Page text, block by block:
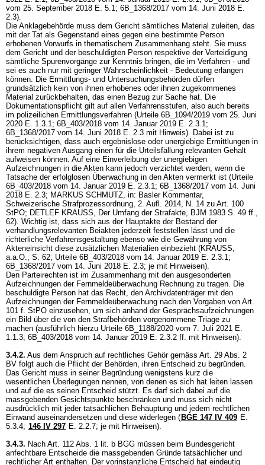
vom 25. September 2018 E. 5.1; 6B_1368/2017 vom 14. Juni 2018 E.
2.3).
Die Anklagebehörde muss dem Gericht sämtliches Material zuleiten, das
mit der Tat als Gegenstand eines gegen eine bestimmte Person
erhobenen Vorwurfs in thematischem Zusammenhang steht. Sie muss
dem Gericht und der beschuldigten Person respektive der Verteidigung
sämtliche Spurenvorgänge zur Kenntnis bringen, die im Verfahren - und
sei es auch nur mit geringer Wahrscheinlichkeit - Bedeutung erlangen
können. Die Ermittlungs- und Untersuchungsbehörden dürfen
grundsätzlich kein von ihnen erhobenes oder ihnen zugekommenes
Material zurückbehalten, das einen Bezug zur Sache hat. Die
Dokumentationspflicht gilt auf allen Verfahrensstufen, also auch bereits
im polizeilichen Ermittlungsverfahren (Urteile 6B_1094/2019 vom 25. Juni
2020 E. 1.3.1; 6B_403/2018 vom 14. Januar 2019 E. 2.3.1;
6B_1368/2017 vom 14. Juni 2018 E. 2.3 mit Hinweis). Dabei ist zu
berücksichtigen, dass auch ergebnislose oder unergiebige Ermittlungen in
ihrem negativen Ausgang einen für die Urteilsfällung relevanten Gehalt
aufweisen können. Auf eine Einverleibung der unergiebigen
Aufzeichnungen in die Akten kann jedoch verzichtet werden, wenn die
Tatsache der erfolglosen Überwachung in den Akten vermerkt ist (Urteile
6B_403/2018 vom 14. Januar 2019 E. 2.3.1; 6B_1368/2017 vom 14. Juni
2018 E. 2.3; MARKUS SCHMUTZ, in: Basler Kommentar,
Schweizerische Strafprozessordnung, 2. Aufl. 2014, N. 14 zu Art. 100
StPO; DETLEF KRAUSS, Der Umfang der Strafakte, BJM 1983 S. 49 ff.,
62). Wichtig ist, dass sich aus der Hauptakte der Bestand der
verhandlungsrelevanten Beiakten jederzeit feststellen lässt und die
richterliche Verfahrensgestaltung ebenso wie die Gewährung von
Akteneinsicht diese zusätzlichen Materialien einbezieht (KRAUSS,
a.a.O., S. 62; Urteile 6B_403/2018 vom 14. Januar 2019 E. 2.3.1;
6B_1368/2017 vom 14. Juni 2018 E. 2.3; je mit Hinweisen).
Den Parteirechten ist im Zusammenhang mit den ausgesonderten
Aufzeichnungen der Fernmeldeüberwachung Rechnung zu tragen. Die
beschuldigte Person hat das Recht, den Archivdatenträger mit den
Aufzeichnungen der Fernmeldeüberwachung nach den Vorgaben von Art.
101 f. StPO einzusehen, um sich anhand der Gesprächsaufzeichnungen
ein Bild über die von den Strafbehörden vorgenommene Triage zu
machen (ausführlich hierzu Urteile 6B_1188/2020 vom 7. Juli 2021 E.
1.1.3; 6B_403/2018 vom 14. Januar 2019 E. 2.3.2 ff. mit Hinweisen).
3.4.2. Aus dem Anspruch auf rechtliches Gehör gemäss Art. 29 Abs. 2
BV folgt auch die Pflicht der Behörden, ihren Entscheid zu begründen.
Das Gericht muss in seiner Begründung wenigstens kurz die
wesentlichen Überlegungen nennen, von denen es sich hat leiten lassen
und auf die es seinen Entscheid stützt. Es darf sich dabei auf die
massgebenden Gesichtspunkte beschränken und muss sich nicht
ausdrücklich mit jeder tatsächlichen Behauptung und jedem rechtlichen
Einwand auseinandersetzen und diese widerlegen ( BGE 147 IV 409 E.
5.3.4; 146 IV 297 E. 2.2.7; je mit Hinweisen).
3.4.3. Nach Art. 112 Abs. 1 lit. b BGG müssen beim Bundesgericht
anfechtbare Entscheide die massgebenden Gründe tatsächlicher und
rechtlicher Art enthalten. Der vorinstanzliche Entscheid hat eindeutig